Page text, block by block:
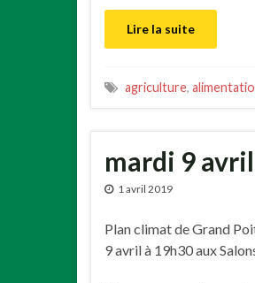
Lire la suite
agriculture,
mardi 9
1 avril 2019
Plan climat de Grand
9 avril à 19h30 aux